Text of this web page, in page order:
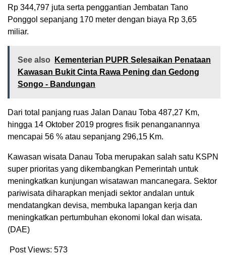
Rp 344,797 juta serta penggantian Jembatan Tano
Ponggol sepanjang 170 meter dengan biaya Rp 3,65
miliar.
See also
Kementerian PUPR Selesaikan Penataan
Kawasan Bukit Cinta Rawa Pening dan Gedong
Songo - Bandungan
Dari total panjang ruas Jalan Danau Toba 487,27 Km,
hingga 14 Oktober 2019 progres fisik penanganannya
mencapai 56 % atau sepanjang 296,15 Km.
Kawasan wisata Danau Toba merupakan salah satu KSPN
super prioritas yang dikembangkan Pemerintah untuk
meningkatkan kunjungan wisatawan mancanegara. Sektor
pariwisata diharapkan menjadi sektor andalan untuk
mendatangkan devisa, membuka lapangan kerja dan
meningkatkan pertumbuhan ekonomi lokal dan wisata.
(DAE)
Post Views: 573